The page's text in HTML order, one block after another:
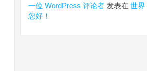
一位 WordPress 评论者 发表在 世界
您好！